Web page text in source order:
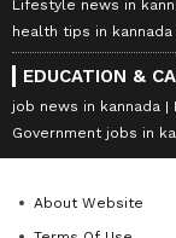
Lifestyle news in
health tips in kannada
EDUCATION &
job news in kannada
Government jobs in
About Website